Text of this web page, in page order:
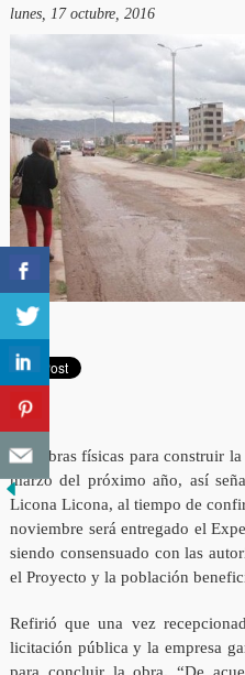
lunes, 17 octubre, 2016
Las obras físicas para construir
marzo del próximo año, así
Licona Licona, al tiempo de
noviembre será entregado el
siendo consensuado con las
el Proyecto y la población
Refirió que una vez
licitación pública y la empresa
para concluir la obra. “De